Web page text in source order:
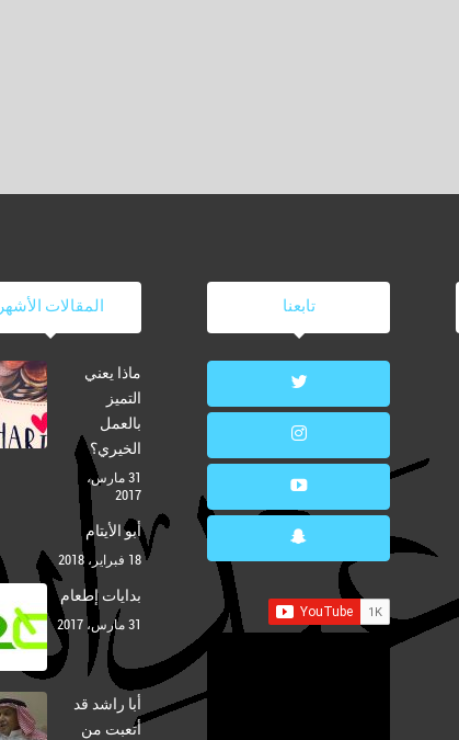
تابعنا المقالات الأشهر
ماذا يعني
التميز
بالعمل
الخيري؟
31 مارس،
2017
أبو الأيتام
18 فبراير، 2018
بدايات إطعام
31 مارس، 2017
أبا راشد قد
أتعبت من